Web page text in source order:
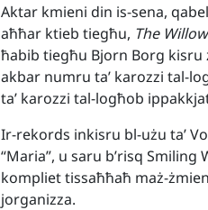
Aktar kmieni din is-sena,
aħħar ktieb tiegħu, The
ħabib tiegħu Bjorn Borg
akbar numru ta’ karozzi tal-
ta’ karozzi tal-logħob
Ir-rekords inkisru bl-użu ta’
“Maria”, u saru b’risq
kompliet tissaħħaħ maż-
jorganizza.